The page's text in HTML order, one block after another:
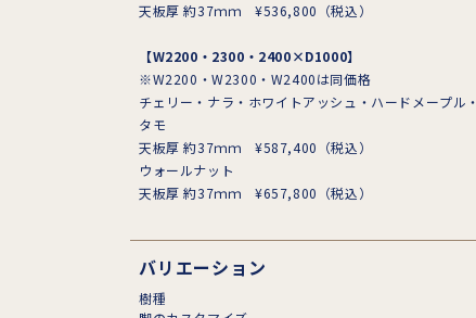
天板厚 約37ｍｍ ¥536,800（税込）
【W2200・2300・2400×D1000】
※W2200・W2300・W2400は同価格
チェリー・ナラ・ホワイトアッシュ・ハードメープル・
タモ
天板厚 約37ｍｍ ¥587,400（税込）
ウォールナット
天板厚 約37ｍｍ ¥657,800（税込）
バリエーション
樹種